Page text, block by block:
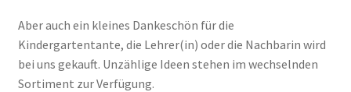
Aber auch ein kleines Dankeschön für die
Kindergartentante, die Lehrer(in) oder die Nachbarin wird
bei uns gekauft. Unzählige Ideen stehen im wechselnden
Sortiment zur Verfügung.